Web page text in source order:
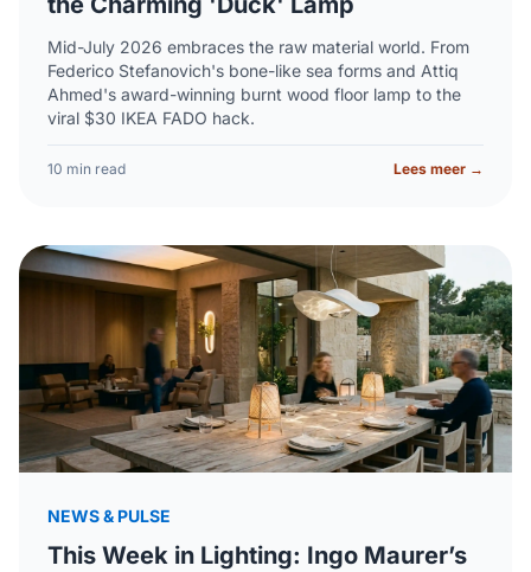
Mid-July 2026 embraces the raw material world. From
Federico Stefanovich's bone-like sea forms and Attiq
Ahmed's award-winning burnt wood floor lamp to the
viral $30 IKEA FADO hack.
10 min read Lees meer →
NEWS & PULSE
This Week in Lighting: Ingo Maurer’s